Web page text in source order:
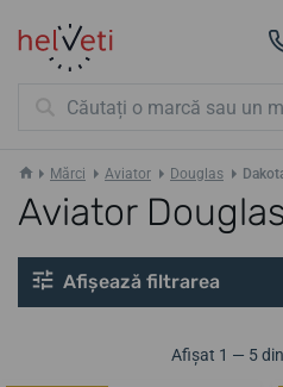
Mărci Aviator Douglas
Aviator
Afișează filtrarea
Afișat 1 — 5 din